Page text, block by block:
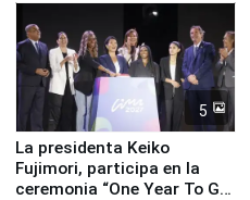
equipamiento para
Serenazgo
5
La presidenta Keiko
Fujimori, participa en la
ceremonia “One Year To Go